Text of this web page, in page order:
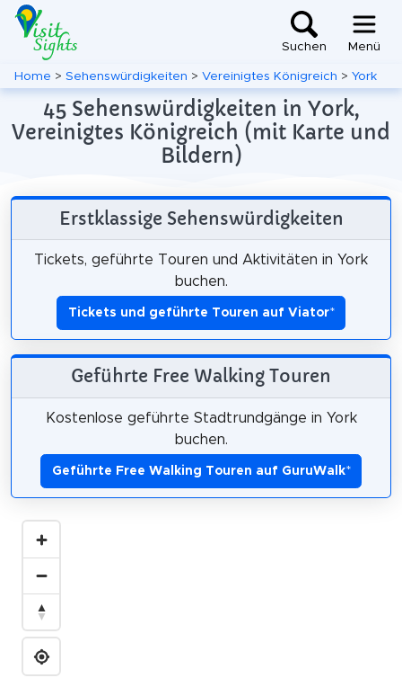
Suchen Menü
Home > Sehenswürdigkeiten > Vereinigtes Königreich > York
45 Sehenswürdigkeiten in York,
Vereinigtes Königreich (mit Karte und
Bildern)
Erstklassige Sehenswürdigkeiten
Tickets, geführte Touren und Aktivitäten in York
buchen.
Tickets und geführte Touren auf Viator*
Geführte Free Walking Touren
Kostenlose geführte Stadtrundgänge in York
buchen.
Geführte Free Walking Touren auf GuruWalk*